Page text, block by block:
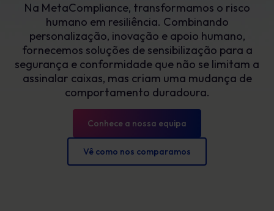
Na MetaCompliance, transformamos o risco
humano em resiliência. Combinando
personalização, inovação e apoio humano,
fornecemos soluções de sensibilização para a
segurança e conformidade que não se limitam a
assinalar caixas, mas criam uma mudança de
comportamento duradoura.
Conhece a nossa equipa
Vê como nos comparamos